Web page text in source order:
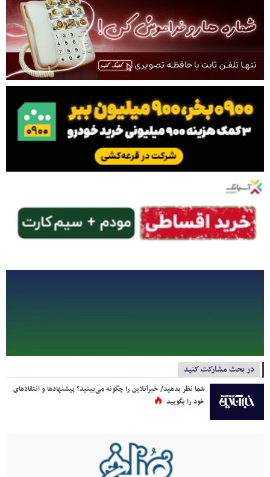
در بحث مشارکت کنید
شما نظر بدهید/ خبرآنلاین را چگونه می‌بینید؟ پیشنهادها و انتقادهای
خود را بگویید